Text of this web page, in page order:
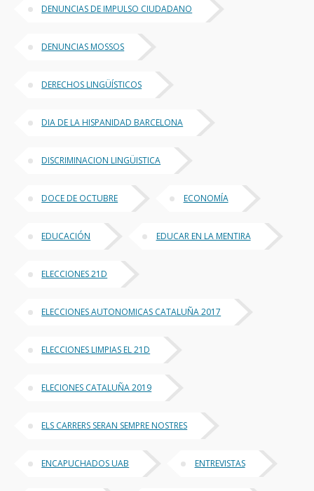
DENUNCIAS DE IMPULSO CIUDADANO
DENUNCIAS MOSSOS
DERECHOS LINGÜÍSTICOS
DIA DE LA HISPANIDAD BARCELONA
DISCRIMINACION LINGÜISTICA
DOCE DE OCTUBRE ECONOMÍA
EDUCACIÓN EDUCAR EN LA MENTIRA
ELECCIONES 21D
ELECCIONES AUTONOMICAS CATALUÑA 2017
ELECCIONES LIMPIAS EL 21D
ELECIONES CATALUÑA 2019
ELS CARRERS SERAN SEMPRE NOSTRES
ENCAPUCHADOS UAB ENTREVISTAS